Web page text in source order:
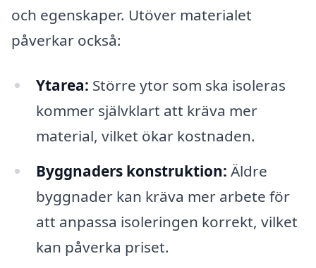
och egenskaper. Utöver materialet
påverkar också:
Ytarea: Större ytor som ska isoleras
kommer självklart att kräva mer
material, vilket ökar kostnaden.
Byggnaders konstruktion: Äldre
byggnader kan kräva mer arbete för
att anpassa isoleringen korrekt, vilket
kan påverka priset.